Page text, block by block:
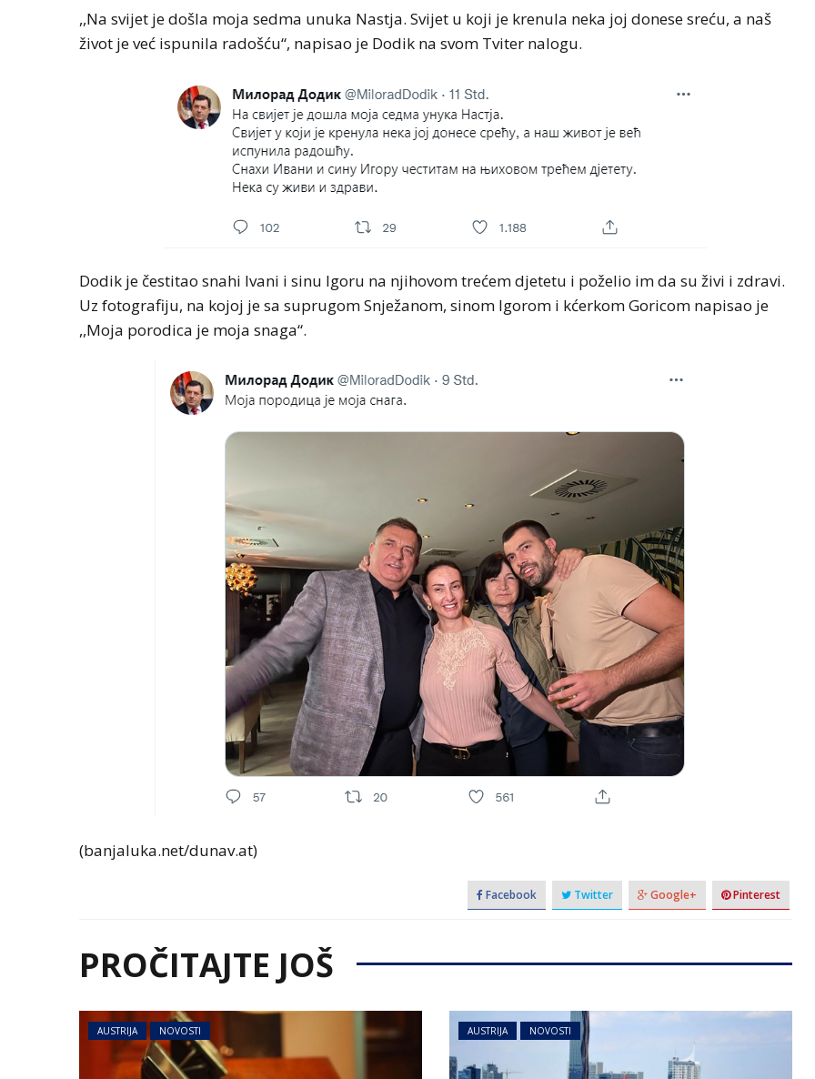
,,Na svijet je došla moja sedma unuka Nastja. Svijet u koji je krenula neka joj donese sreću, a naš
život je već ispunila radošću“, napisao je Dodik na svom Tviter nalogu.
Dodik je čestitao snahi Ivani i sinu Igoru na njihovom trećem djetetu i poželio im da su živi i zdravi.
Uz fotografiju, na kojoj je sa suprugom Snježanom, sinom Igorom i kćerkom Goricom napisao je
,,Moja porodica je moja snaga“.
(banjaluka.net/dunav.at)
Facebook Twitter Google+ Pinterest
PROČITAJTE JOŠ
AUSTRIJA NOVOSTI AUSTRIJA NOVOSTI